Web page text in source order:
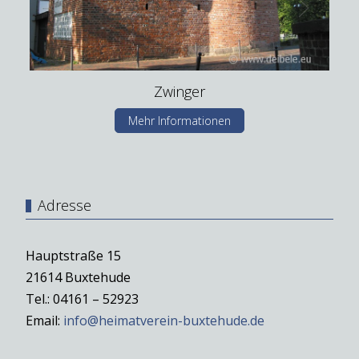
Zwinger
Mehr Informationen
Adresse
Hauptstraße 15
21614 Buxtehude
Tel.: 04161 – 52923
Email: info@heimatverein-buxtehude.de